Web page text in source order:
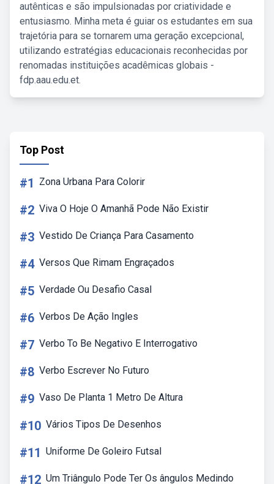
autênticas e são impulsionadas por criatividade e
entusiasmo. Minha meta é guiar os estudantes em sua
trajetória para se tornarem uma geração excepcional,
utilizando estratégias educacionais reconhecidas por
renomadas instituições acadêmicas globais -
fdp.aau.edu.et.
Top Post
#1 Zona Urbana Para Colorir
#2 Viva O Hoje O Amanhã Pode Não Existir
#3 Vestido De Criança Para Casamento
#4 Versos Que Rimam Engraçados
#5 Verdade Ou Desafio Casal
#6 Verbos De Ação Ingles
#7 Verbo To Be Negativo E Interrogativo
#8 Verbo Escrever No Futuro
#9 Vaso De Planta 1 Metro De Altura
#10 Vários Tipos De Desenhos
#11 Uniforme De Goleiro Futsal
#12 Um Triângulo Pode Ter Os ângulos Medindo